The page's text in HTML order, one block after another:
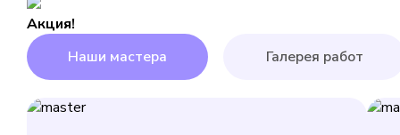
Акция!
Наши мастера
Галерея работ